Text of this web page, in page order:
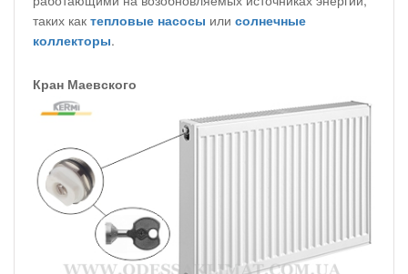
таких как тепловые насосы или солнечные
коллекторы.
Кран Маевского